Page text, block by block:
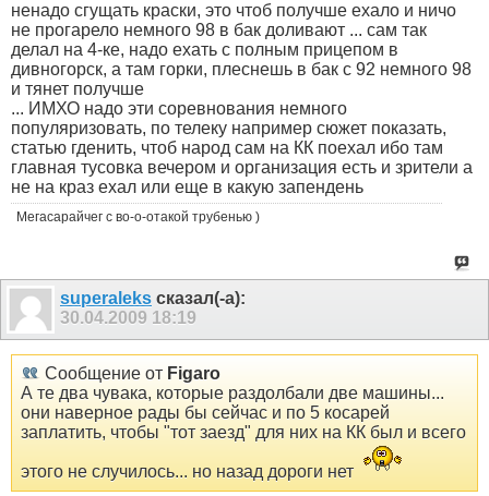
ненадо сгущать краски, это чтоб получше ехало и ничо
не прогарело немного 98 в бак доливают ... сам так
делал на 4-ке, надо ехать с полным прицепом в
дивногорск, а там горки, плеснешь в бак с 92 немного 98
и тянет получше
... ИМХО надо эти соревнования немного
популяризовать, по телеку например сюжет показать,
статью гденить, чтоб народ сам на КК поехал ибо там
главная тусовка вечером и организация есть и зрители а
не на краз ехал или еще в какую запендень
Мегасарайчег с во-о-отакой трубенью )
superaleks сказал(-а):
30.04.2009 18:19
Сообщение от Figaro
А те два чувака, которые раздолбали две машины...
они наверное рады бы сейчас и по 5 косарей
заплатить, чтобы "тот заезд" для них на КК был и всего
этого не случилось... но назад дороги нет